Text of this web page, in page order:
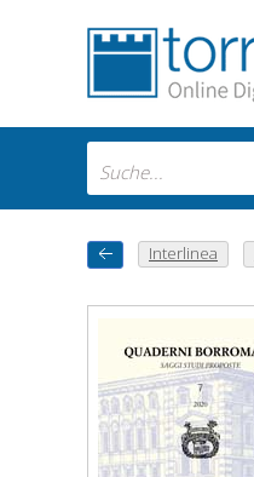
Interlinea